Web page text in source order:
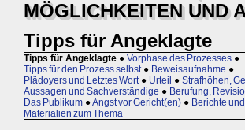
MÖGLICHKEITEN UND
Tipps für Angeklagte
Tipps für Angeklagte ● Vorphase des Prozesses ●
Tipps für den Prozess selbst ● Beweisaufnahme ●
Plädoyers und Letztes Wort ● Urteil ● Strafhöhen,
Aussagen und Sachverständige ● Berufung,
Das Publikum ●Angst vor Gericht(en) ● Berichte
Materialien zum Thema